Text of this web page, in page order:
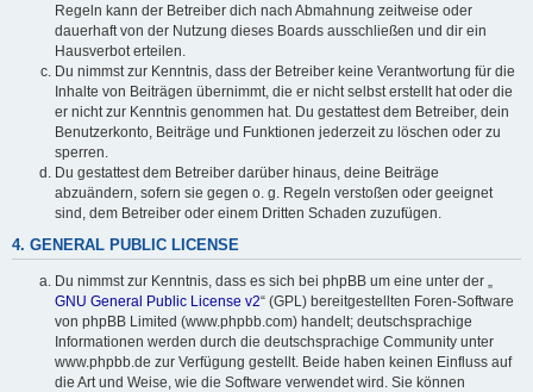
Regeln kann der Betreiber dich nach Abmahnung zeitweise oder
dauerhaft von der Nutzung dieses Boards ausschließen und dir ein
Hausverbot erteilen.
Du nimmst zur Kenntnis, dass der Betreiber keine Verantwortung für die
Inhalte von Beiträgen übernimmt, die er nicht selbst erstellt hat oder die
er nicht zur Kenntnis genommen hat. Du gestattest dem Betreiber, dein
Benutzerkonto, Beiträge und Funktionen jederzeit zu löschen oder zu
sperren.
Du gestattest dem Betreiber darüber hinaus, deine Beiträge
abzuändern, sofern sie gegen o. g. Regeln verstoßen oder geeignet
sind, dem Betreiber oder einem Dritten Schaden zuzufügen.
4. GENERAL PUBLIC LICENSE
Du nimmst zur Kenntnis, dass es sich bei phpBB um eine unter der „
GNU General Public License v2“ (GPL) bereitgestellten Foren-Software
von phpBB Limited (www.phpbb.com) handelt; deutschsprachige
Informationen werden durch die deutschsprachige Community unter
www.phpbb.de zur Verfügung gestellt. Beide haben keinen Einfluss auf
die Art und Weise, wie die Software verwendet wird. Sie können